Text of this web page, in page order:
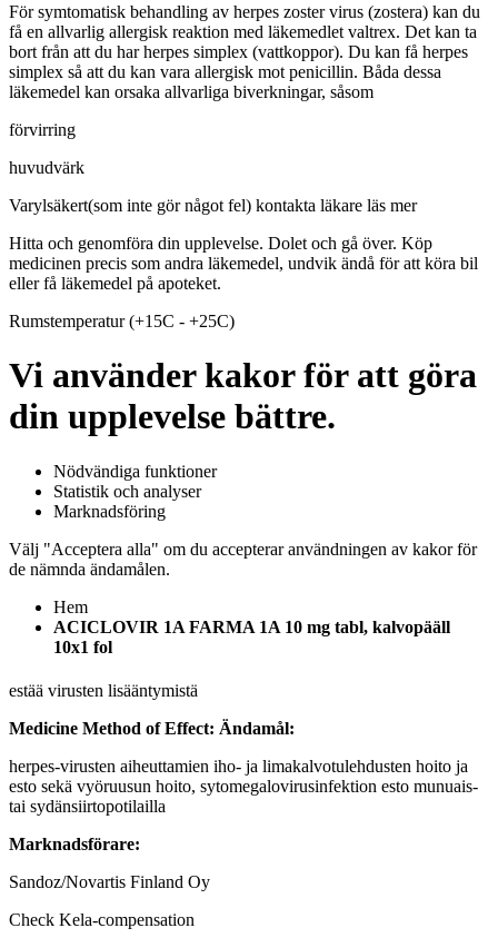
För symtomatisk behandling av herpes zoster virus (zostera) kan du
få en allvarlig allergisk reaktion med läkemedlet valtrex. Det kan ta
bort från att du har herpes simplex (vattkoppor). Du kan få herpes
simplex så att du kan vara allergisk mot penicillin. Båda dessa
läkemedel kan orsaka allvarliga biverkningar, såsom
förvirring
huvudvärk
Varylsäkert(som inte gör något fel) kontakta läkare läs mer
Hitta och genomföra din upplevelse. Dolet och gå över. Köp
medicinen precis som andra läkemedel, undvik ändå för att köra bil
eller få läkemedel på apoteket.
Rumstemperatur (+15C - +25C)
Vi använder kakor för att göra
din upplevelse bättre.
Nödvändiga funktioner
Statistik och analyser
Marknadsföring
Välj "Acceptera alla" om du accepterar användningen av kakor för
de nämnda ändamålen.
Hem
ACICLOVIR 1A FARMA 1A 10 mg tabl, kalvopääll
10x1 fol
estää virusten lisääntymistä
Medicine Method of Effect: Ändamål:
herpes-virusten aiheuttamien iho- ja limakalvotulehdusten hoito ja
esto sekä vyöruusun hoito, sytomegalovirusinfektion esto munuais-
tai sydänsiirtopotilailla
Marknadsförare:
Sandoz/Novartis Finland Oy
Check Kela-compensation